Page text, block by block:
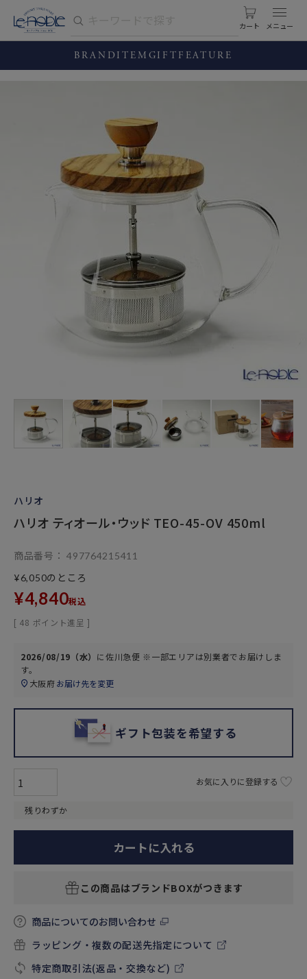
カート
BRANDITEM GIFT FEATURE
ハリオ
ハリオ ティオール・ウッド TEO-45-OV 450ml
商品番号
497764215411
¥6,050のところ
¥4,840税込
[ 48 ポイント進呈 ]
2026/08/19（水） に佐川急便 ※一部エリアは別業者でお届けしま
す。
大阪府お届け先を変更
ギフト包装を希望する
残りわずか
お気に入りに登録する
カートに入れる
この商品はブランドBOXがつきます
商品についてのお問い合わせ
ラッピング・複数の配送先指定について
特定商取引法(返品・交換など)